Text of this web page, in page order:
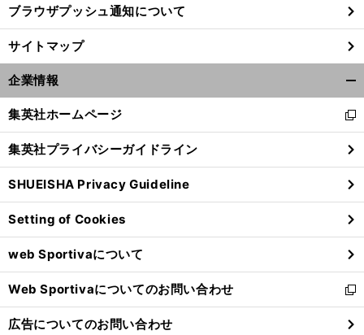
ブラウザプッシュ通知について
サイトマップ
企業情報
閉
る
集英社ホームページ
新
し
い
ウ
ィ
ン
ド
ウ
で
開
く
集英社プライバシーガイドライン
SHUEISHA Privacy Guideline
Setting of Cookies
web Sportivaについて
Web Sportivaについてのお問い合わせ
新
し
い
広告についてのお問い合わせ